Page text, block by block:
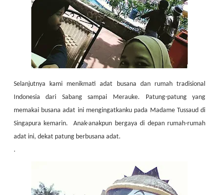
Selanjutnya kami menikmati adat busana dan rumah tradisional
Indonesia dari Sabang sampai Merauke. Patung-patung yang
memakai busana adat ini mengingatkanku pada Madame Tussaud di
Singapura kemarin. Anak-anakpun bergaya di depan rumah-rumah
adat ini, dekat patung berbusana adat.
.